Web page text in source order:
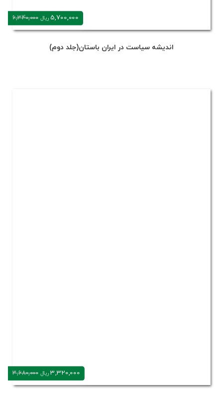
5,700,000ریال 6,340,000
اندیشه سیاست در ایران باستان(جلد دوم)
3,320,000ریال 3,680,000